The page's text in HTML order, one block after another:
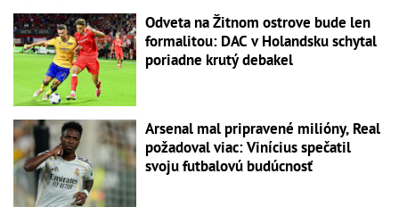
Odveta na Žitnom ostrove bude len
formalitou: DAC v Holandsku schytal
poriadne krutý debakel
Arsenal mal pripravené milióny, Real
požadoval viac: Vinícius spečatil
svoju futbalovú budúcnosť